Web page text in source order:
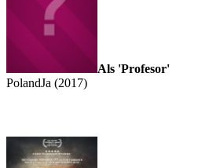
Als 'Profesor'
PolandJa (2017)